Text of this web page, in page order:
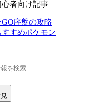
心者向け記事
序盤の攻略
すすめポケモン
見